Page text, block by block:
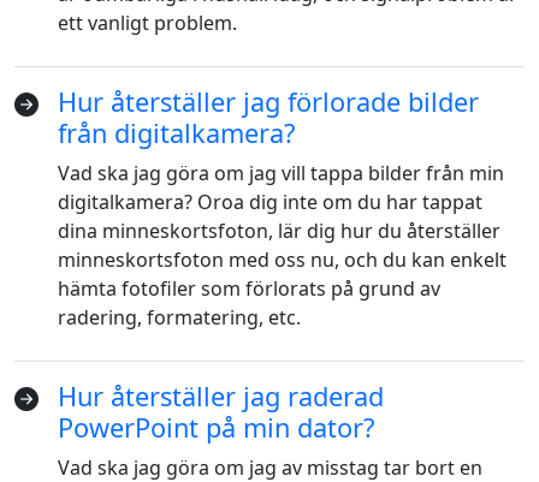
ett vanligt problem.
Hur återställer jag förlorade bilder
från digitalkamera?
Vad ska jag göra om jag vill tappa bilder från min
digitalkamera? Oroa dig inte om du har tappat
dina minneskortsfoton, lär dig hur du återställer
minneskortsfoton med oss ​​nu, och du kan enkelt
hämta fotofiler som förlorats på grund av
radering, formatering, etc.
Hur återställer jag raderad
PowerPoint på min dator?
Vad ska jag göra om jag av misstag tar bort en
Norsk
Dansk
русский
हिंदी
Bahasa Melayu
ไทย
한국어
Română
Polskie
қазақ
Gaeilge
繁體中文